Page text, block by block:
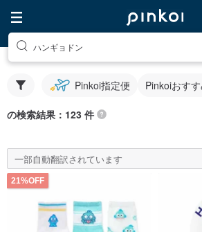
ハンギョドン
Pinkoi指定便 Pinkoiおす
の検索結果：123 件
一部自動翻訳されています
21%OFF